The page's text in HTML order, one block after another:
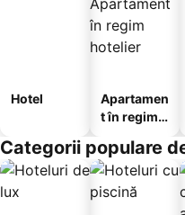
Hotel
Apartamen
t în regim
Categorii populare